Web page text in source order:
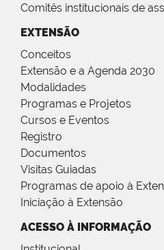
Comitês institucionais de
EXTENSÃO
Conceitos
Extensão e a Agenda 2030
Modalidades
Programas e Projetos
Cursos e Eventos
Registro
Documentos
Visitas Guiadas
Programas de apoio à
Iniciação à Extensão
ACESSO À INFORMAÇÃO